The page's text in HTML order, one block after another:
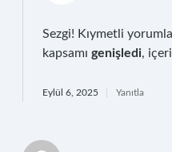
Sezgi! Kıymetli
kapsamı genişledi,
Eylül 6, 2025 Yanıtla